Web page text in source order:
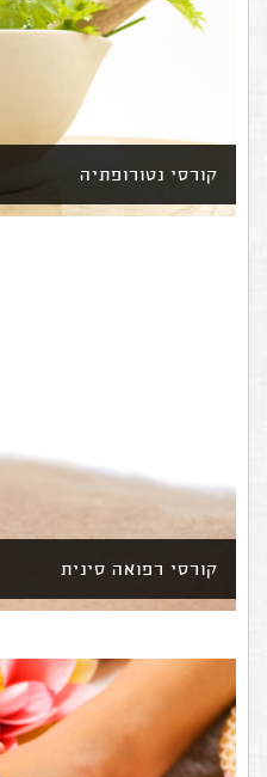
קורסי נטורופתיה
קורסי רפואה סינית